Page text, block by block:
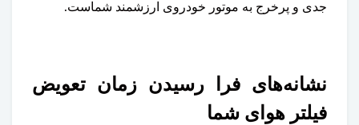
جدی و پرخرج به موتور خودروی ارزشمند شماست.
نشانه‌های فرا رسیدن زمان تعویض
فیلتر هوای شما